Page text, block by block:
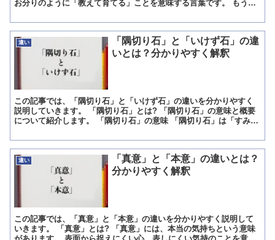
お分りのように「教えて育てる」ことを意味する言葉です。 もう少
違い
「隅切り石」と「いけず石」の違
いとは？分かりやすく解釈
この記事では、「隅切り石」と「いけず石」の違いを分かりやすく
説明していきます。 「隅切り石」とは? 「隅切り石」の意味と概要
について紹介します。 「隅切り石」の意味 「隅切り石」は「すみき
違い
「真意」と「本意」の違いとは？
分かりやすく解釈
この記事では、「真意」と「本意」の違いを分かりやすく説明して
いきます。 「真意」とは? 「真意」には、本当の気持ちという意味